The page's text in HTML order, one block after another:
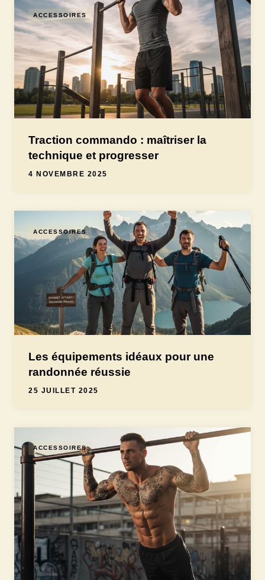
ACCESSOIRES
Traction commando : maîtriser la
technique et progresser
4 NOVEMBRE 2025
ACCESSOIRES
Les équipements idéaux pour une
randonnée réussie
25 JUILLET 2025
ACCESSOIRES